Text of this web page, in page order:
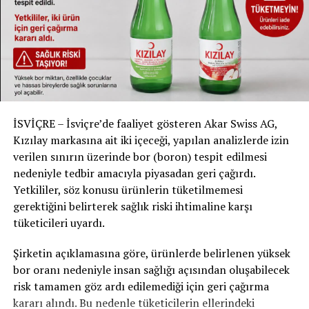
Neuchâtel’deki Unia Sendikası’ndan Solenn Ochsner, bu
tür uygulamaların işyerinde çalışanlar üzerinde daha
fazla baskı oluşturabileceğini belirterek, „Bazı işçiler,
tuvaleti sık kullanmak zorunda kaldıklarında, doktor
raporu sunmak zorunda bile kalabiliyorlar. Bu durum, iş
yerinde huzursuzluğu artırabilir“ dedi. Ochsner, bu tür
uygulamaların başka firmalar tarafından da
benimsenmesi halinde, çalışan haklarının daha da
zayıflayabileceği konusunda uyardı.
Kart Basma Zorunluluğu Diğer Firmalara da
Sıçrayabilir
Jean Singer et Cie dışında, Neuchâtel’de faaliyet
uyguluyor. RTS’nin yaptığı araştırmaya göre, üç büyük
saat firması olan Sellita, Universo ve Rubattel et
Weyermann’da da çalışanlar tuvalet molaları sırasında
İSVİÇRE – İsviçre’de faaliyet gösteren Akar Swiss AG,
Kızılay markasına ait iki içeceği, yapılan analizlerde izin
verilen sınırın üzerinde bor (boron) tespit edilmesi
nedeniyle tedbir amacıyla piyasadan geri çağırdı.
Yetkililer, söz konusu ürünlerin tüketilmemesi
gerektiğini belirterek sağlık riski ihtimaline karşı
tüketicileri uyardı.
Şirketin açıklamasına göre, ürünlerde belirlenen yüksek
bor oranı nedeniyle insan sağlığı açısından oluşabilecek
risk tamamen göz ardı edilemediği için geri çağırma
kararı alındı. Bu nedenle tüketicilerin ellerindeki